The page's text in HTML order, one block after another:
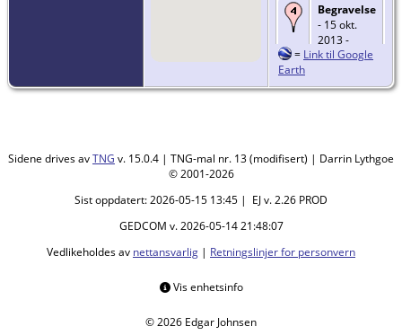
Begravelse
- 15 okt.
2013 -
Solum
Solum,
= Link til Google
Earth
Sidene drives avTNG v. 15.0.4 | TNG-mal nr. 13 (modifisert) | Darrin Lythgoe
© 2001-2026
Sist oppdatert: 2026-05-15 13:45 | EJ v. 2.26 PROD
GEDCOM v. 2026-05-14 21:48:07
Vedlikeholdes av nettansvarlig | Retningslinjer for personvern
Vis enhetsinfo
© 2026 Edgar Johnsen